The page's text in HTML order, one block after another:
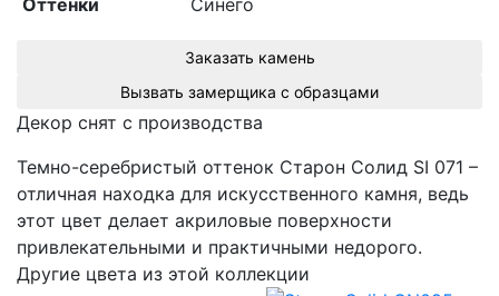
Заказать камень
Вызвать замерщика с образцами
Декор снят с производства
Темно-серебристый оттенок Cтарон Cолид SI 071 –
отличная находка для искусственного камня, ведь
этот цвет делает акриловые поверхности
привлекательными и практичными недорого.
Другие цвета из этой коллекции